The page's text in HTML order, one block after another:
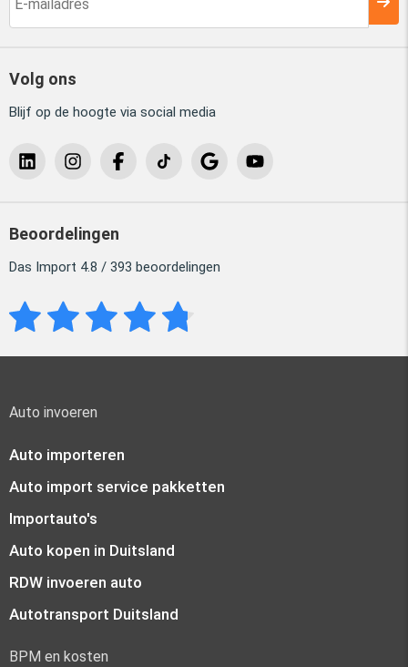
Volg ons
Blijf op de hoogte via social media
Beoordelingen
Das Import 4.8 / 393 beoordelingen
Auto invoeren
Auto importeren
Auto import service pakketten
Importauto's
Auto kopen in Duitsland
RDW invoeren auto
Autotransport Duitsland
BPM en kosten